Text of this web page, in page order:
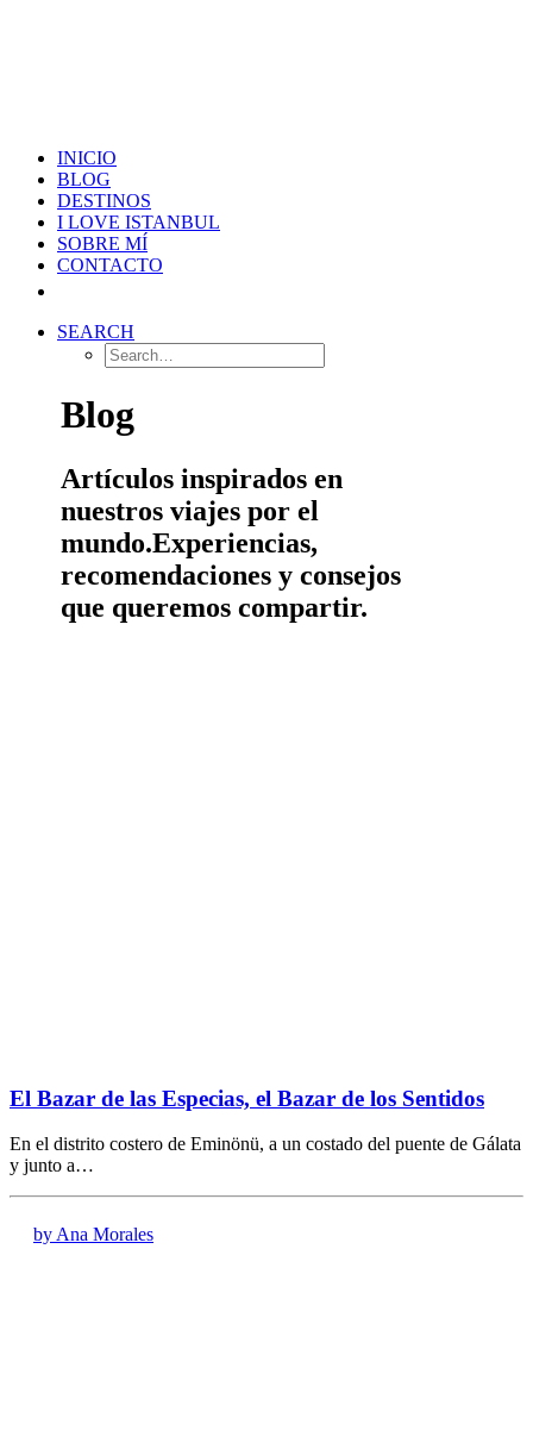
INICIO
BLOG
DESTINOS
I LOVE ISTANBUL
SOBRE MÍ
CONTACTO
SEARCH
Blog
Artículos inspirados en
nuestros viajes por el
mundo.Experiencias,
recomendaciones y consejos
que queremos compartir.
El Bazar de las Especias, el Bazar de los Sentidos
En el distrito costero de Eminönü, a un costado del puente de Gálata
y junto a…
by Ana Morales